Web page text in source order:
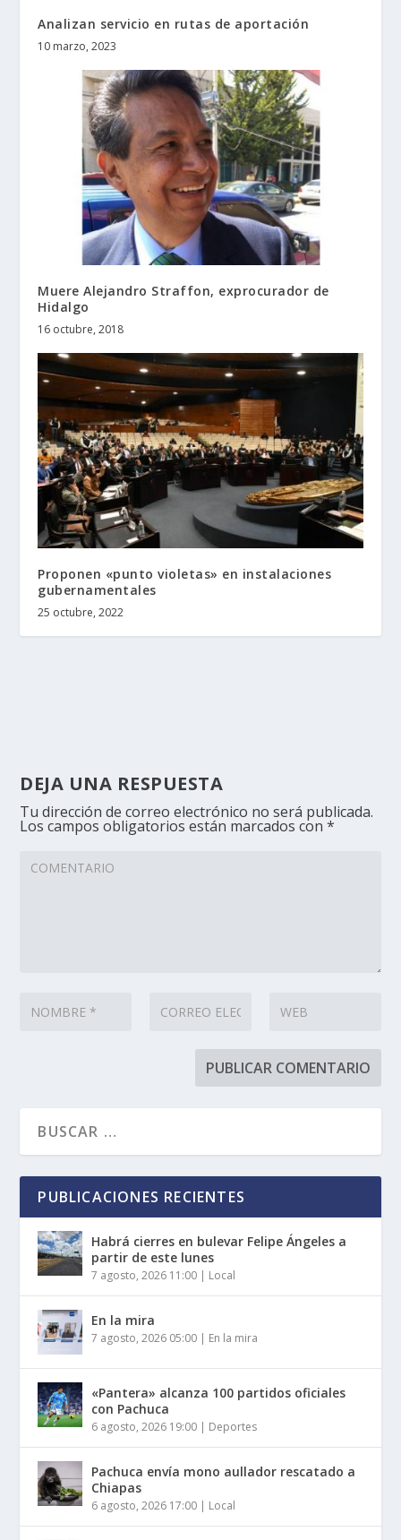
Analizan servicio en rutas de aportación
10 marzo, 2023
Muere Alejandro Straffon, exprocurador de
Hidalgo
16 octubre, 2018
Proponen «punto violetas» en instalaciones
gubernamentales
25 octubre, 2022
DEJA UNA RESPUESTA
Tu dirección de correo electrónico no será publicada.
Los campos obligatorios están marcados con*
PUBLICACIONES RECIENTES
Habrá cierres en bulevar Felipe Ángeles a
partir de este lunes
7 agosto, 2026 11:00 | Local
En la mira
7 agosto, 2026 05:00 | En la mira
«Pantera» alcanza 100 partidos oficiales
con Pachuca
6 agosto, 2026 19:00 | Deportes
Pachuca envía mono aullador rescatado a
Chiapas
6 agosto, 2026 17:00 | Local